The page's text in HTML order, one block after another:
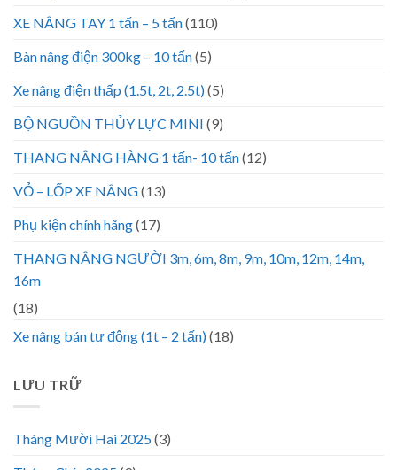
XE NÂNG TAY 1 tấn – 5 tấn(110)
Bàn nâng điện 300kg – 10 tấn(5)
Xe nâng điện thấp (1.5t, 2t, 2.5t)(5)
BỘ NGUỒN THỦY LỰC MINI (9)
THANG NÂNG HÀNG 1 tấn- 10 tấn(12)
VỎ – LỐP XE NÂNG(13)
Phụ kiện chính hãng(17)
THANG NÂNG NGƯỜI 3m, 6m, 8m, 9m, 10m, 12m, 14m,
16m
(18)
Xe nâng bán tự động (1t – 2 tấn)(18)
LƯU TRỮ
Tháng Mười Hai 2025(3)